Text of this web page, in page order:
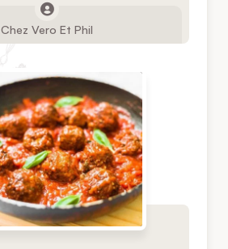
Chez Vero Et Phil